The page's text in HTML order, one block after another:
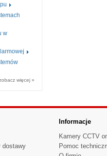
w
więcej »
dostawy
Informacje
Kamery CCTV
Pomoc